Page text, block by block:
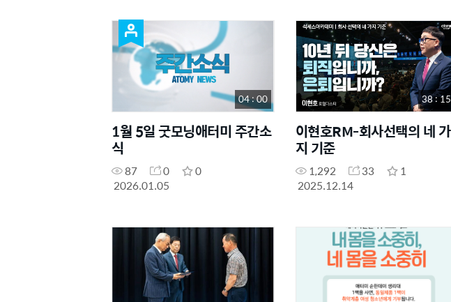
04 : 00
1월 5일 굿모닝애터미 주간소
식
87 0
0
2026.01.05
38 : 15
이현호RM-회사선택의 네 가
지 기준
1,292 33
1
2025.12.14